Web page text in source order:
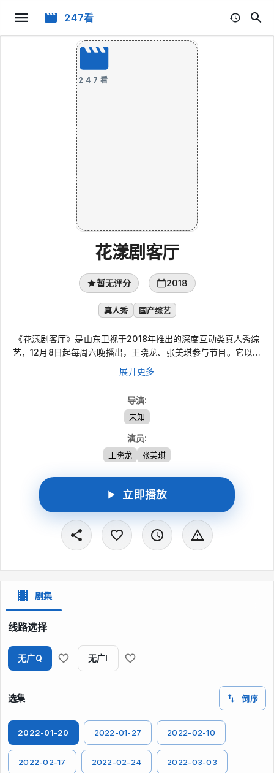
247看
247看
花漾剧客厅
暂无评分 2018
真人秀 国产综艺
《花漾剧客厅》是山东卫视于2018年推出的深度互动类真人秀综
艺，12月8日起每周六晚播出，王晓龙、张美琪参与节目。它以山
东卫视当下热播电视剧为切入点，邀请剧组主创和演员走出角色、
来到台前，在剧集播出后与观众一起回看剧情、聊创作、谈角色，
展开更多
导演:
未知
演员:
王晓龙 张美琪
立即播放
剧集
线路选择
无广Q 无广I
选集 倒序
2022-01-20 2022-01-27 2022-02-10
2022-02-17 2022-02-24 2022-03-03